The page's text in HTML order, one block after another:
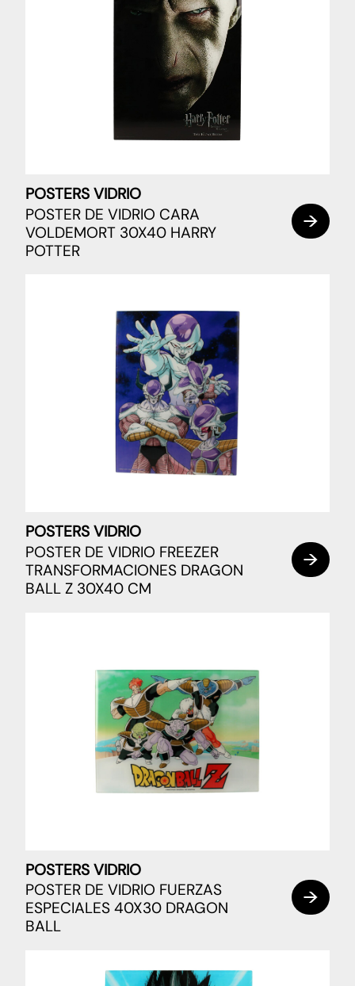
POSTERS VIDRIO
POSTER DE VIDRIO CARA
VOLDEMORT 30X40 HARRY
POTTER
POSTERS VIDRIO
POSTER DE VIDRIO FREEZER
TRANSFORMACIONES DRAGON
BALL Z 30X40 CM
POSTERS VIDRIO
POSTER DE VIDRIO FUERZAS
ESPECIALES 40X30 DRAGON
BALL